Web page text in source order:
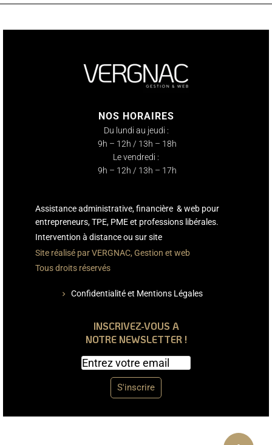
NOS HORAIRES
Du lundi au jeudi :
9h – 12h / 13h – 18h
Le vendredi :
9h – 12h / 13h – 17h
Assistance administrative, financière & web pour
entrepreneurs, TPE, PME et professions libérales.
Intervention à distance ou sur site
Site réalisé par VERGNAC, Gestion et web
Tous droits réservés
chevron_right Confidentialité et Mentions Légales
INSCRIVEZ-VOUS A
NOTRE NEWSLETTER !